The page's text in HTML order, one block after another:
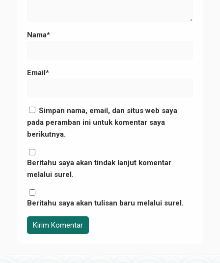
Nama*
Email*
Simpan nama, email, dan situs web saya
pada peramban ini untuk komentar saya
berikutnya.
Beritahu saya akan tindak lanjut komentar
melalui surel.
Beritahu saya akan tulisan baru melalui surel.